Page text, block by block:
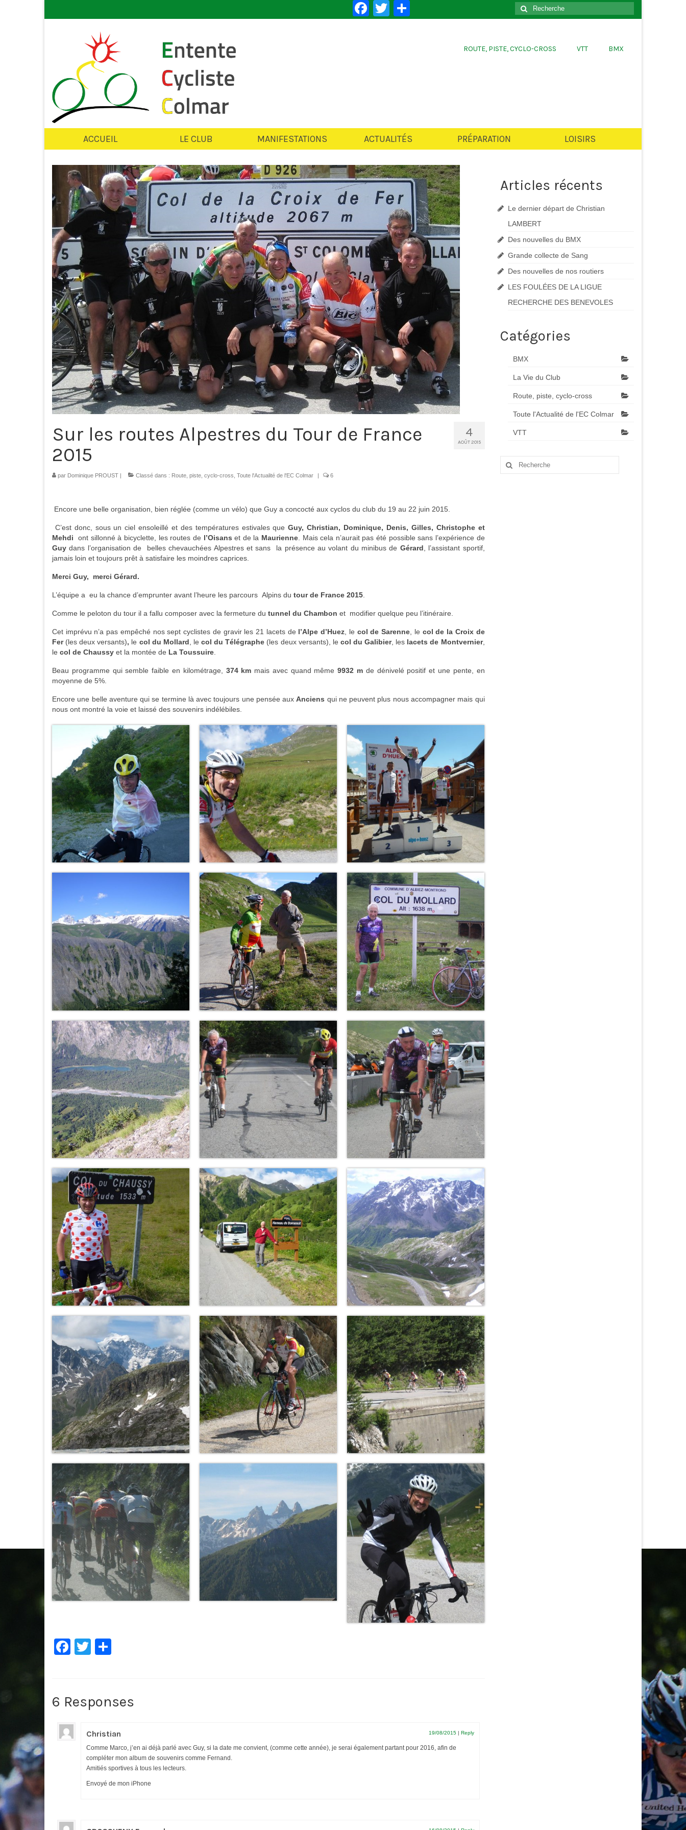
Facebook
Twitter
Rechercher
:
ROUTE, PISTE, CYCLO-CROSS VTT BMX
ACCUEIL LE CLUB MANIFESTATIONS ACTUALITÉS PRÉPARATION LOISIRS
4
AOÛT 2015
Sur les routes Alpestres du Tour de France
2015
par Dominique PROUST Classé dans : Route, piste, cyclo-cross Toute l'Actualité de l'EC Colmar 6
Encore une belle organisation, bien réglée (comme un vélo) que Guy a concocté aux cyclos du club du 19 au 22 juin 2015.
C’est donc, sous un ciel ensoleillé et des températures estivales queGuy, Christian, Dominique, Denis, Gilles, Christophe et
Mehdi ont sillonné à bicyclette, les routes de l’Oisans et de la Maurienne. Mais cela n’aurait pas été possible sans l’expérience de
Guy dans l’organisation de belles chevauchées Alpestres et sans la présence au volant du minibus de Gérard, l’assistant sportif,
jamais loin et toujours prêt à satisfaire les moindres caprices.
Merci Guy, merci Gérard.
L’équipe a eu la chance d’emprunter avant l’heure les parcours Alpins du tour de France 2015.
Comme le peloton du tour il a fallu composer avec la fermeture du tunnel du Chambon et modifier quelque peu l’itinéraire.
Cet imprévu n’a pas empêché nos sept cyclistes de gravir les 21 lacets de l’Alpe d’Huez, le col de Sarenne, le col de la Croix de
Fer (les deux versants), le col du Mollard, le col du Télégraphe (les deux versants), le col du Galibier, les lacets de Montvernier,
le col de Chaussy et la montée de La Toussuire.
Beau programme qui semble faible en kilométrage, 374 km mais avec quand même9932 m de dénivelé positif et une pente, en
moyenne de 5%.
Encore une belle aventure qui se termine là avec toujours une pensée auxAnciens qui ne peuvent plus nous accompagner mais qui
nous ont montré la voie et laissé des souvenirs indélébiles.
Facebook
Twitter
6 Responses
Christian 19/08/2015 | Reply
Comme Marco, j’en ai déjà parlé avec Guy, si la date me convient, (comme cette année), je serai également partant pour 2016, afin de
compléter mon album de souvenirs comme Fernand.
Amitiés sportives à tous les lecteurs.
Envoyé de mon iPhone
Articles récents
Le dernier départ de Christian
LAMBERT
Des nouvelles du BMX
Grande collecte de Sang
Des nouvelles de nos routiers
LES FOULÉES DE LA LIGUE
RECHERCHE DES BENEVOLES
Catégories
BMX
La Vie du Club
Route, piste, cyclo-cross
Toute l'Actualité de l'EC Colmar
VTT
Rechercher